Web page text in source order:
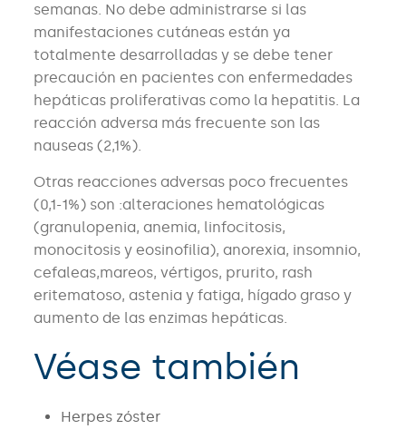
semanas. No debe administrarse si las
manifestaciones cutáneas están ya
totalmente desarrolladas y se debe tener
precaución en pacientes con enfermedades
hepáticas proliferativas como la hepatitis. La
reacción adversa más frecuente son las
nauseas (2,1%).
Otras reacciones adversas poco frecuentes
(0,1-1%) son :alteraciones hematológicas
(granulopenia, anemia, linfocitosis,
monocitosis y eosinofilia), anorexia, insomnio,
cefaleas,mareos, vértigos, prurito, rash
eritematoso, astenia y fatiga, hígado graso y
aumento de las enzimas hepáticas.
Véase también
Herpes zóster